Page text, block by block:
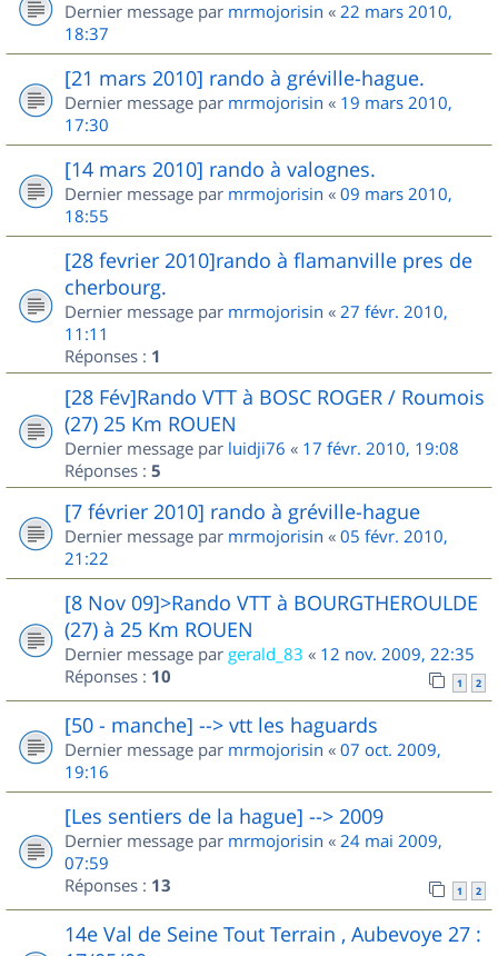
Dernier message par mrmojorisin « 22 mars 2010,
18:37
[21 mars 2010] rando à gréville-hague.
Dernier message par mrmojorisin « 19 mars 2010,
17:30
[14 mars 2010] rando à valognes.
Dernier message par mrmojorisin « 09 mars 2010,
18:55
[28 fevrier 2010]rando à flamanville pres de
cherbourg.
Dernier message par mrmojorisin « 27 févr. 2010,
11:11
Réponses : 1
[28 Fév]Rando VTT à BOSC ROGER / Roumois
(27) 25 Km ROUEN
Dernier message par luidji76 « 17 févr. 2010, 19:08
Réponses : 5
[7 février 2010] rando à gréville-hague
Dernier message par mrmojorisin « 05 févr. 2010,
21:22
[8 Nov 09]>Rando VTT à BOURGTHEROULDE
(27) à 25 Km ROUEN
Dernier message par gerald_83 « 12 nov. 2009, 22:35
Réponses : 10 1 2
[50 - manche] --> vtt les haguards
Dernier message par mrmojorisin « 07 oct. 2009,
19:16
[Les sentiers de la hague] --> 2009
Dernier message par mrmojorisin « 24 mai 2009,
07:59
Réponses : 13 1 2
14e Val de Seine Tout Terrain , Aubevoye 27 :